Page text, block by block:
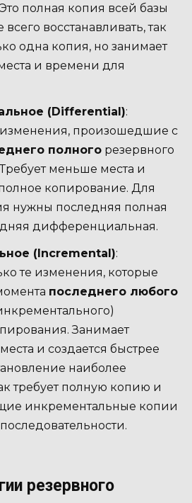
полная копия всей базы
восстанавливать, так
одна копия, но занимает
и времени для
(Differential):
произошедшие с
полного резервного
меньше места и
копирование. Для
нужны последняя полная
дифференциальная.
(Incremental):
те изменения, которые
последнего любого
Занимает
и создается быстрее
наиболее
требует полную копию и
инкрементальные копии
резервного